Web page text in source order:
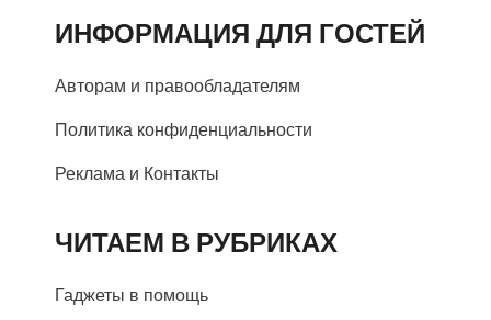
ИНФОРМАЦИЯ ДЛЯ ГОСТЕЙ
Авторам и правообладателям
Политика конфиденциальности
Реклама и Контакты
ЧИТАЕМ В РУБРИКАХ
Гаджеты в помощь